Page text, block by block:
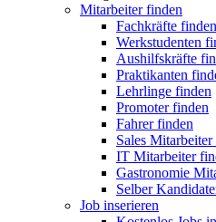
Mitarbeiter finden
Fachkräfte finden
Werkstudenten
Aushilfskräfte
Praktikanten
Lehrlinge finden
Promoter finden
Fahrer finden
Sales
IT Mitarbeiter
Gastronomie
Selber
Job inserieren